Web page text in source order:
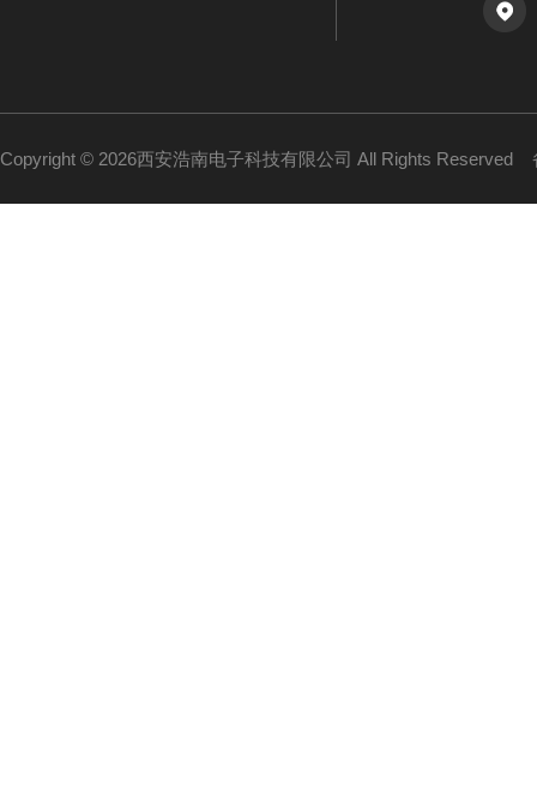
Copyright © 2026西安浩南电子科技有限公司 All Rights Reserved